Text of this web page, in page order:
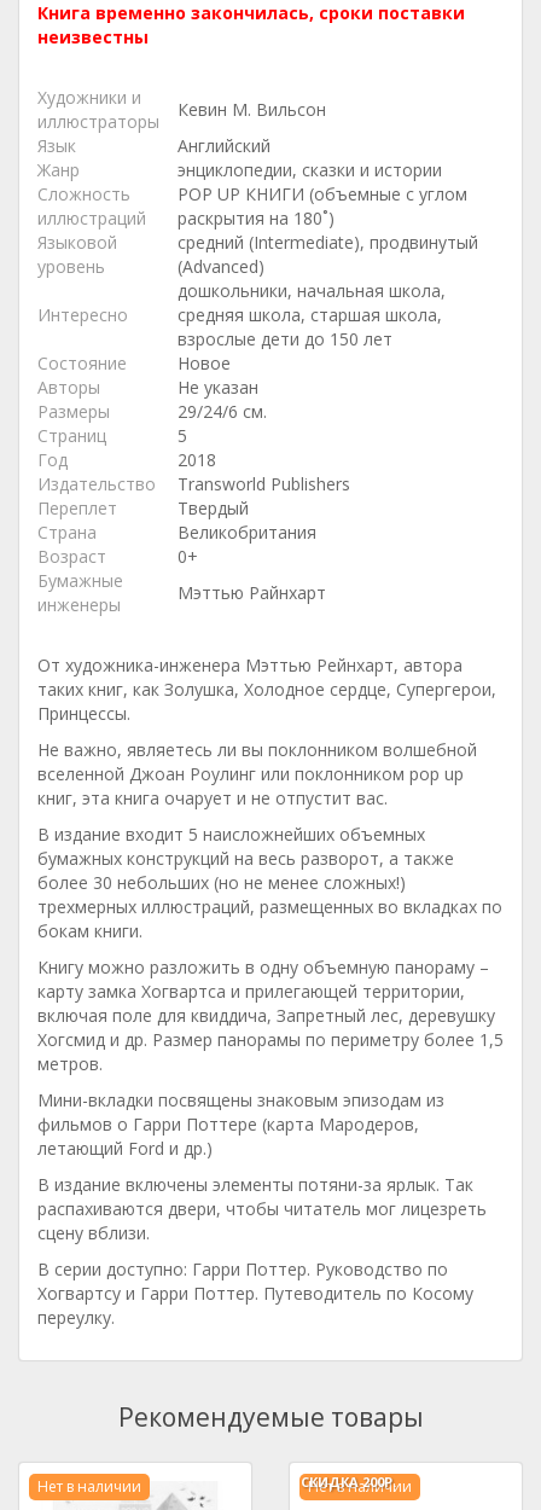
Книга временно закончилась, сроки поставки
неизвестны
Художники и
иллюстраторы
Кевин М. Вильсон
Язык
Английский
Жанр
энциклопедии, сказки и истории
Сложность
иллюстраций
POP UP КНИГИ (объемные с углом
раскрытия на 180˚)
Языковой
уровень
средний (Intermediate), продвинутый
(Advanced)
Интересно
дошкольники, начальная школа,
средняя школа, старшая школа,
взрослые дети до 150 лет
Состояние
Новое
Авторы
Не указан
Размеры
29/24/6 см.
Страниц
5
Год
2018
Издательство
Transworld Publishers
Переплет
Твердый
Страна
Великобритания
Возраст
0+
Бумажные
инженеры
Мэттью Райнхарт
От художника-инженера Мэттью Рейнхарт, автора
таких книг, как Золушка, Холодное сердце, Супергерои,
Принцессы.
Не важно, являетесь ли вы поклонником волшебной
вселенной Джоан Роулинг или поклонником pop up
книг, эта книга очарует и не отпустит вас.
В издание входит 5 наисложнейших объемных
бумажных конструкций на весь разворот, а также
более 30 небольших (но не менее сложных!)
трехмерных иллюстраций, размещенных во вкладках по
бокам книги.
Книгу можно разложить в одну объемную панораму –
карту замка Хогвартса и прилегающей территории,
включая поле для квиддича, Запретный лес, деревушку
Хогсмид и др. Размер панорамы по периметру более 1,5
метров.
Мини-вкладки посвящены знаковым эпизодам из
фильмов о Гарри Поттере (карта Мародеров,
летающий Ford и др.)
В издание включены элементы потяни-за ярлык. Так
распахиваются двери, чтобы читатель мог лицезреть
сцену вблизи.
В серии доступно: Гарри Поттер. Руководство по
Хогвартсу и Гарри Поттер. Путеводитель по Косому
переулку.
Рекомендуемые товары
Нет в наличии Нет в наличии
СКИДКА200Р.